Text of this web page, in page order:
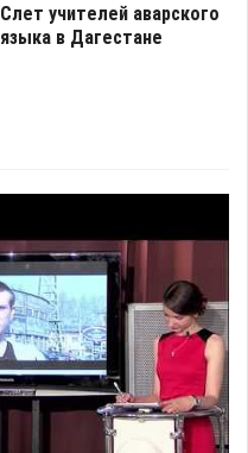
Слет учителей аварского
языка в Дагестане